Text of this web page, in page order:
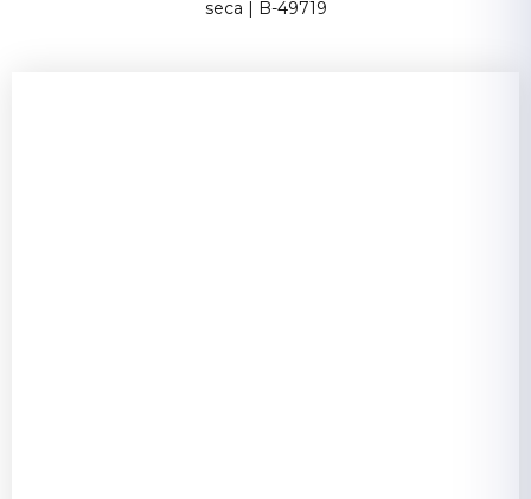
seca | B-49719